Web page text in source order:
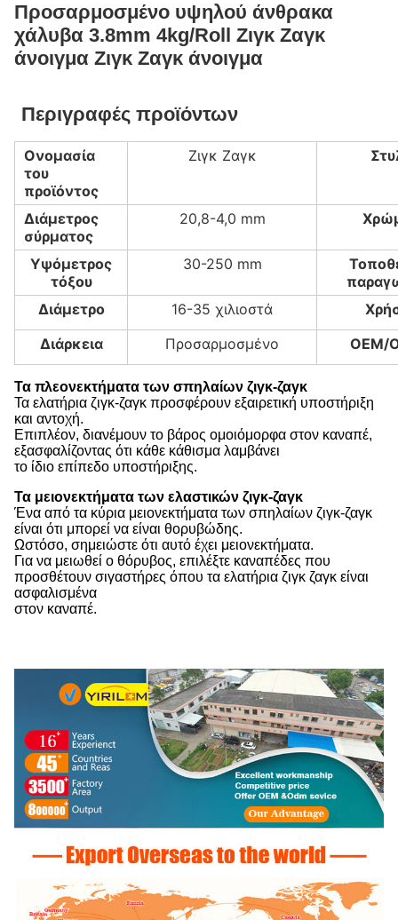
Προσαρμοσμένο υψηλού άνθρακα
χάλυβα 3.8mm 4kg/Roll Ζιγκ Ζαγκ
άνοιγμα Ζιγκ Ζαγκ άνοιγμα
Περιγραφές προϊόντων
Ονομασία
του
προϊόντος
Ζιγκ Ζαγκ
Διάμετρος
σύρματος
20,8-4,0 mm
Υψόμετρος
τόξου
30-250 mm
Διάμετρο
16-35 χιλιοστά
Διάρκεια
Προσαρμοσμένο OEM/
Τα πλεονεκτήματα των σπηλαίων ζιγκ-ζαγκ
Τα ελατήρια ζιγκ-ζαγκ προσφέρουν εξαιρετική υποστήριξη
και αντοχή.
Επιπλέον, διανέμουν το βάρος ομοιόμορφα στον καναπέ,
εξασφαλίζοντας ότι κάθε κάθισμα λαμβάνει
το ίδιο επίπεδο υποστήριξης.
Τα μειονεκτήματα των ελαστικών ζιγκ-ζαγκ
Ένα από τα κύρια μειονεκτήματα των σπηλαίων ζιγκ-ζαγκ
είναι ότι μπορεί να είναι θορυβώδης.
Ωστόσο, σημειώστε ότι αυτό έχει μειονεκτήματα.
Για να μειωθεί ο θόρυβος, επιλέξτε καναπέδες που
προσθέτουν σιγαστήρες όπου τα ελατήρια ζιγκ ζαγκ είναι
ασφαλισμένα
στον καναπέ.